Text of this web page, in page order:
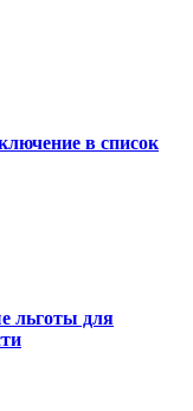
в список
льготы для